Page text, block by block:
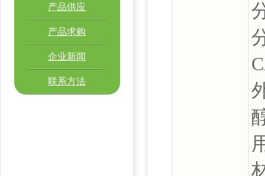
产品供应
产品求购
企业新闻
联系方法